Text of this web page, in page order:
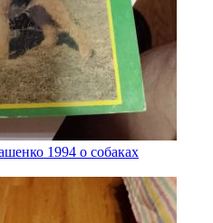
1994 о собаках